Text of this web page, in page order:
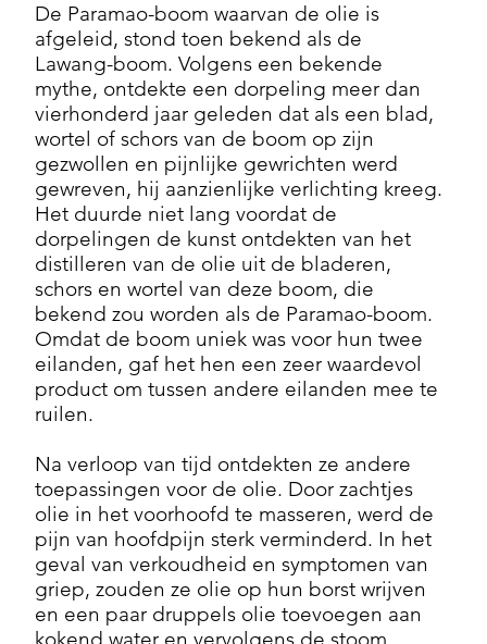
De Paramao-boom waarvan de olie is
afgeleid, stond toen bekend als de
Lawang-boom. Volgens een bekende
mythe, ontdekte een dorpeling meer dan
vierhonderd jaar geleden dat als een blad,
wortel of schors van de boom op zijn
gezwollen en pijnlijke gewrichten werd
gewreven, hij aanzienlijke verlichting kreeg.
Het duurde niet lang voordat de
dorpelingen de kunst ontdekten van het
distilleren van de olie uit de bladeren,
schors en wortel van deze boom, die
bekend zou worden als de Paramao-boom.
Omdat de boom uniek was voor hun twee
eilanden, gaf het hen een zeer waardevol
product om tussen andere eilanden mee te
ruilen.
Na verloop van tijd ontdekten ze andere
toepassingen voor de olie. Door zachtjes
olie in het voorhoofd te masseren, werd de
pijn van hoofdpijn sterk verminderd. In het
geval van verkoudheid en symptomen van
griep, zouden ze olie op hun borst wrijven
en een paar druppels olie toevoegen aan